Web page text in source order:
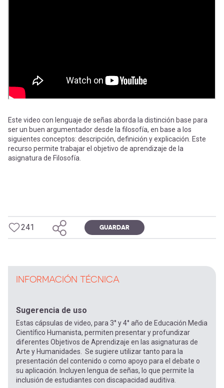
entrar
a
mi
Este video con lenguaje de señas aborda la distinción base para
ser un buen argumentador desde la filosofía, en base a los
siguientes conceptos: descripción, definición y explicación. Este
recurso permite trabajar el objetivo de aprendizaje de la
asignatura de Filosofía.
241 GUARDAR
INFORMACIÓN TÉCNICA
Sugerencia de uso
Estas cápsulas de video, para 3° y 4° año de Educación Media
Científico Humanista, permiten presentar y profundizar
diferentes Objetivos de Aprendizaje en las asignaturas de
Arte y Humanidades. Se sugiere utilizar tanto para la
presentación del contenido o como apoyo para el debate o
su aplicación. Incluyen lengua de señas, lo que permite la
inclusión de estudiantes con discapacidad auditiva.